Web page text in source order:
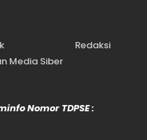
Redaksi
Media Siber
Nomor TDPSE :